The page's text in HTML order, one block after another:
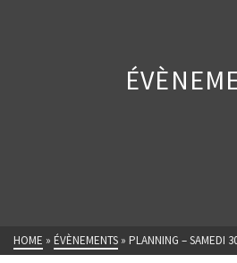
HOME » ÉVÈNEMENTS » PLANNING – SAMEDI